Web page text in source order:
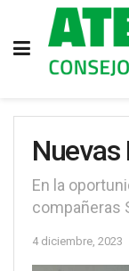
Nuevas
En la
compañeras
4 diciembre, 2023